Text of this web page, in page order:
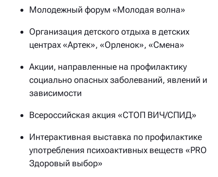
Молодежный форум «Молодая волна»
Организация детского отдыха в детских
центрах «Артек», «Орленок», «Смена»
Акции, направленные на профилактику
социально опасных заболеваний, явлений и
зависимости
Всероссийская акция «СТОП ВИЧ/СПИД»
Интерактивная выставка по профилактике
употребления психоактивных веществ «PRO
Здоровый выбор»